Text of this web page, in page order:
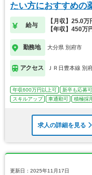
たい方におすすめの
給与
【月収】25.0万
【年収】450万
勤務地 大分県 別府市
アクセス ＪＲ日豊本線 別
年収600万円以上可 新卒も応募
スキルアップ
車通勤可 積極採
求人の詳細を見る
更新日：2025年11月17日